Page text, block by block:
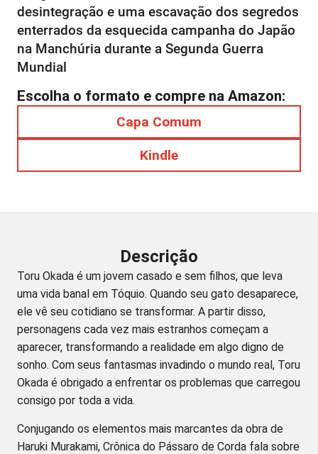
desintegração e uma escavação dos segredos
enterrados da esquecida campanha do Japão
na Manchúria durante a Segunda Guerra
Mundial
Escolha o formato e compre na Amazon:
Capa Comum
Kindle
Descrição
Toru Okada é um jovem casado e sem filhos, que leva
uma vida banal em Tóquio. Quando seu gato desaparece,
ele vê seu cotidiano se transformar. A partir disso,
personagens cada vez mais estranhos começam a
aparecer, transformando a realidade em algo digno de
sonho. Com seus fantasmas invadindo o mundo real, Toru
Okada é obrigado a enfrentar os problemas que carregou
consigo por toda a vida.
Conjugando os elementos mais marcantes da obra de
Haruki Murakami, Crônica do Pássaro de Corda fala sobre